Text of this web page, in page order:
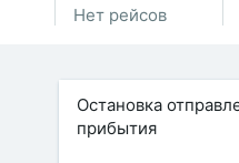
Нет рейсов
Остановка
прибытия